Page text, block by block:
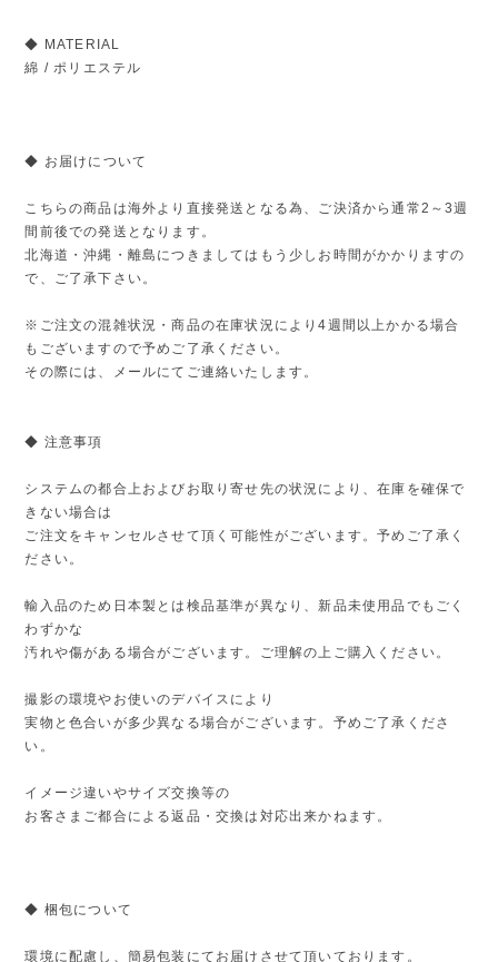
◆ MATERIAL
綿 / ポリエステル
◆ お届けについて
こちらの商品は海外より直接発送となる為、ご決済から通常2～3週
間前後での発送となります。
北海道・沖縄・離島につきましてはもう少しお時間がかかりますの
で、ご了承下さい。
※ご注文の混雑状況・商品の在庫状況により4週間以上かかる場合
もございますので予めご了承ください。
その際には、メールにてご連絡いたします。
◆ 注意事項
システムの都合上およびお取り寄せ先の状況により、在庫を確保で
きない場合は
ご注文をキャンセルさせて頂く可能性がございます。予めご了承く
ださい。
輸入品のため日本製とは検品基準が異なり、新品未使用品でもごく
わずかな
汚れや傷がある場合がございます。ご理解の上ご購入ください。
撮影の環境やお使いのデバイスにより
実物と色合いが多少異なる場合がございます。予めご了承くださ
い。
イメージ違いやサイズ交換等の
お客さまご都合による返品・交換は対応出来かねます。
◆ 梱包について
環境に配慮し、簡易包装にてお届けさせて頂いております。